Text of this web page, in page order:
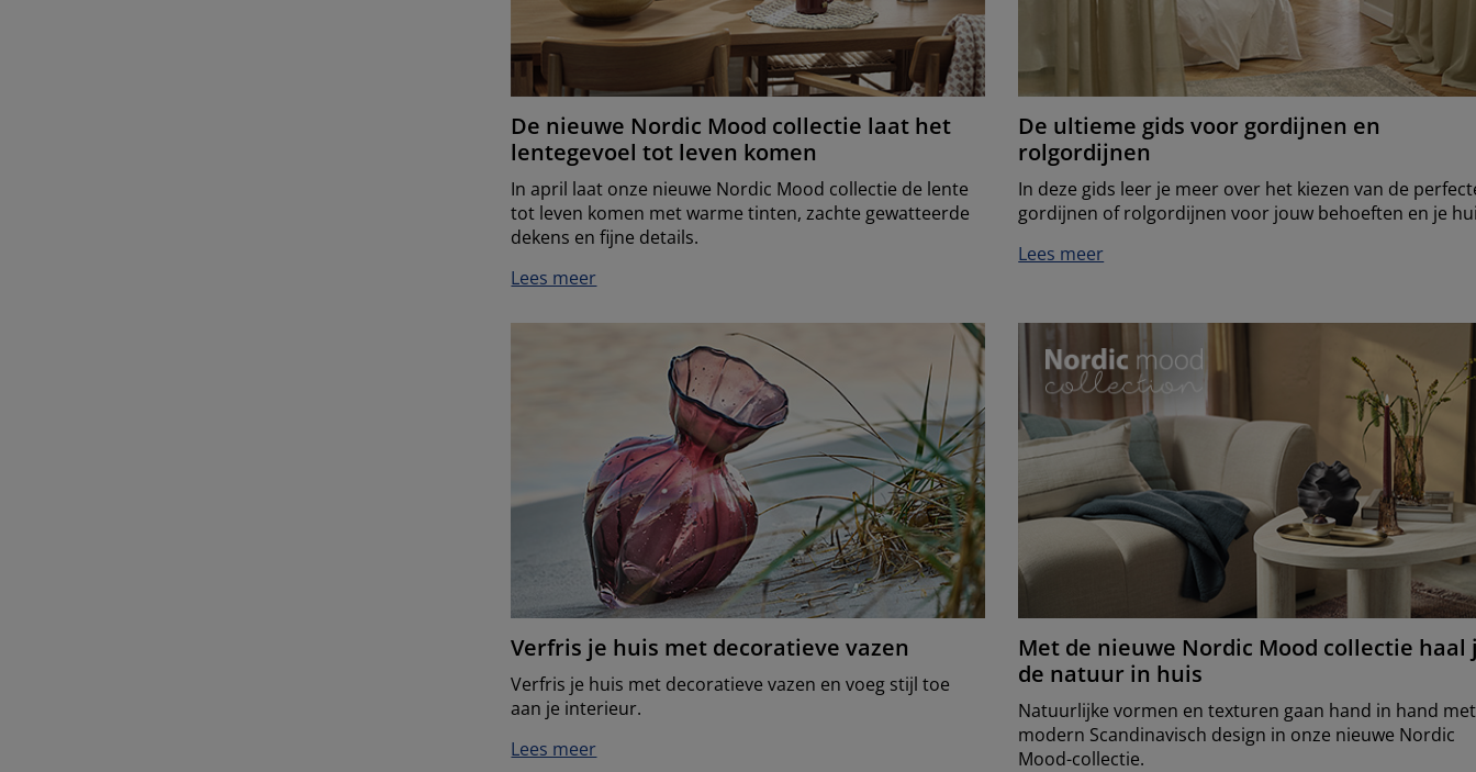
De nieuwe Nordic Mood collectie laat het
lentegevoel tot leven komen
In april laat onze nieuwe Nordic Mood collectie de lente
tot leven komen met warme tinten, zachte gewatteerde
dekens en fijne details.
Lees meer
De ultieme gids voor gordijnen en
rolgordijnen
In deze gids leer je meer over het kiezen van de
gordijnen of rolgordijnen voor jouw behoeften en je
Lees meer
Verfris je huis met decoratieve vazen
Verfris je huis met decoratieve vazen en voeg stijl toe
aan je interieur.
Lees meer
Met de nieuwe Nordic Mood collectie haal
de natuur in huis
Natuurlijke vormen en texturen gaan hand in hand met
modern Scandinavisch design in onze nieuwe Nordic
Mood-collectie.